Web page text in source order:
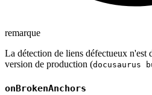
remarque
La détection de liens défectueux n'est
version de production (docusaurus
onBrokenAnchors